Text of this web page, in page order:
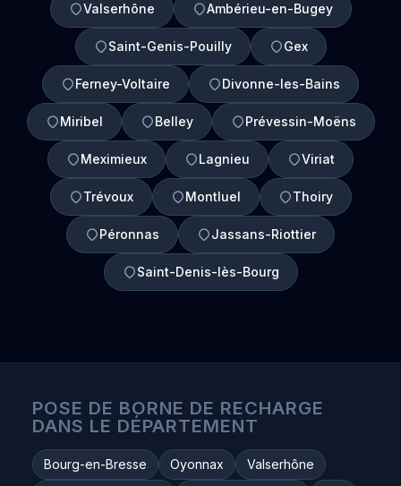
Valserhône Ambérieu-en-Bugey
Saint-Genis-Pouilly Gex
Ferney-Voltaire Divonne-les-Bains
Miribel Belley Prévessin-Moëns
Meximieux Lagnieu Viriat
Trévoux Montluel Thoiry
Péronnas Jassans-Riottier
Saint-Denis-lès-Bourg
POSE DE BORNE DE RECHARGE
DANS LE DÉPARTEMENT
Bourg-en-Bresse Oyonnax
Valserhône